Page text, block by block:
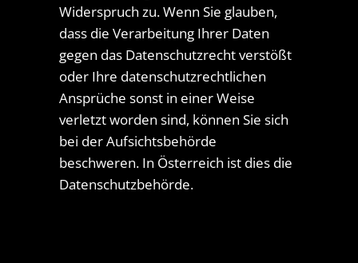
Widerspruch zu. Wenn Sie glauben,
dass die Verarbeitung Ihrer Daten
gegen das Datenschutzrecht verstößt
oder Ihre datenschutzrechtlichen
Ansprüche sonst in einer Weise
verletzt worden sind, können Sie sich
bei der Aufsichtsbehörde
beschweren. In Österreich ist dies die
Datenschutzbehörde.